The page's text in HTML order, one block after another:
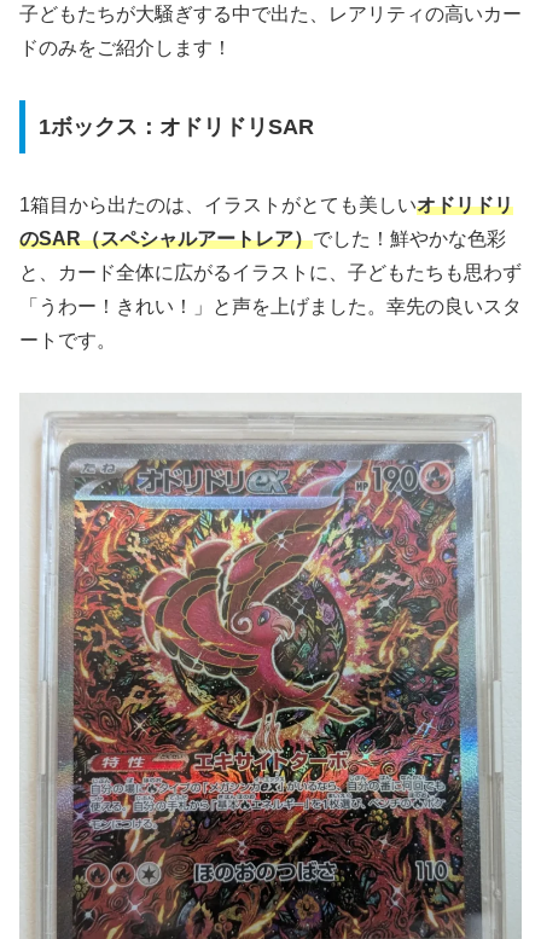
子どもたちが大騒ぎする中で出た、レアリティの高いカー
ドのみをご紹介します！
1ボックス：オドリドリSAR
1箱目から出たのは、イラストがとても美しいオドリドリ
のSAR（スペシャルアートレア）でした！鮮やかな色彩
と、カード全体に広がるイラストに、子どもたちも思わず
「うわー！きれい！」と声を上げました。幸先の良いスタ
ートです。